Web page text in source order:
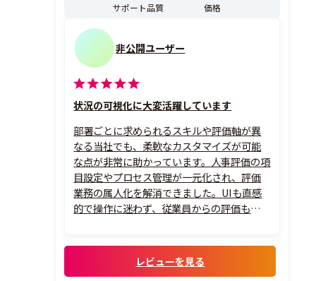
サポート品質
価格
非公開ユーザー
状況の可視化に大変活躍しています
部署ごとに求められるスキルや評価軸が異
なる当社でも、柔軟なカスタマイズが可能
な点が非常に助かっています。人事評価の項
目設定やプロセス管理が一元化され、評価
業務の属人化を解消できました。UIも直感
的で操作に迷わず、従業員からの評価も高い
め、戦略的な人材配置がしやすくなりまし
た。マネージャー層も自部署の人材状況を
レビューを見る